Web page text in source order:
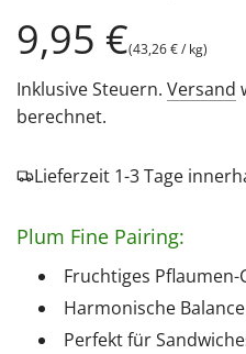
Regulärer
Preis
9,95 €(43,26 €/ kg)
Inklusive Steuern. Versand
berechnet.
Lieferzeit 1-3 Tage
Plum Fine Pairing:
Fruchtiges
Harmonische
Perfekt für